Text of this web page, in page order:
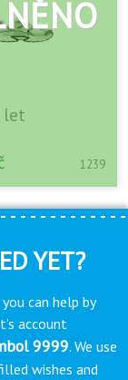
let
1239
YET?
can help by
account
9999. We use
wishes and